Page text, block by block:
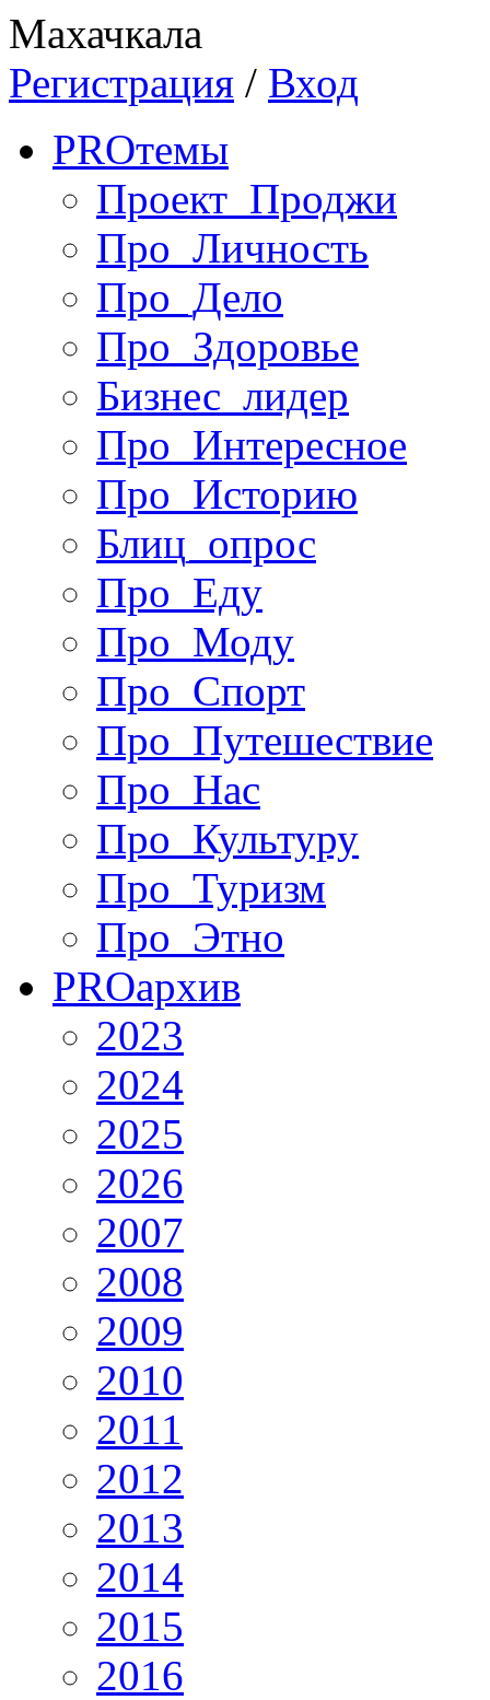
Махачкала
Регистрация / Вход
PROтемы
Проект_Проджи
Про_Личность
Про_Дело
Про_Здоровье
Бизнес_лидер
Про_Интересное
Про_Историю
Блиц_опрос
Про_Еду
Про_Моду
Про_Спорт
Про_Путешествие
Про_Нас
Про_Культуру
Про_Туризм
Про_Этно
PROархив
2023
2024
2025
2026
2007
2008
2009
2010
2011
2012
2013
2014
2015
2016